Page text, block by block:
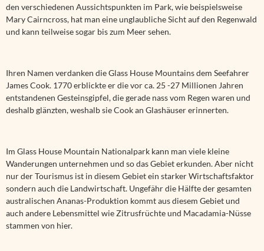
den verschiedenen Aussichtspunkten im Park, wie beispielsweise
Mary Cairncross, hat man eine unglaubliche Sicht auf den Regenwald
und kann teilweise sogar bis zum Meer sehen.
Ihren Namen verdanken die Glass House Mountains dem Seefahrer
James Cook. 1770 erblickte er die vor ca. 25 -27 Millionen Jahren
entstandenen Gesteinsgipfel, die gerade nass vom Regen waren und
deshalb glänzten, weshalb sie Cook an Glashäuser erinnerten.
Im Glass House Mountain Nationalpark kann man viele kleine
Wanderungen unternehmen und so das Gebiet erkunden. Aber nicht
nur der Tourismus ist in diesem Gebiet ein starker Wirtschaftsfaktor
sondern auch die Landwirtschaft. Ungefähr die Hälfte der gesamten
australischen Ananas-Produktion kommt aus diesem Gebiet und
auch andere Lebensmittel wie Zitrusfrüchte und Macadamia-Nüsse
stammen von hier.